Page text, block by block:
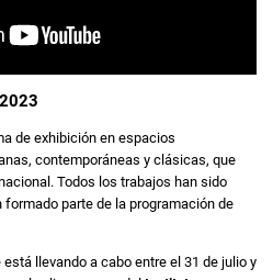
de exhibición en espacios
contemporáneas y clásicas, que
Todos los trabajos han sido
parte de la programación de
llevando a cabo entre el 31 de julio y